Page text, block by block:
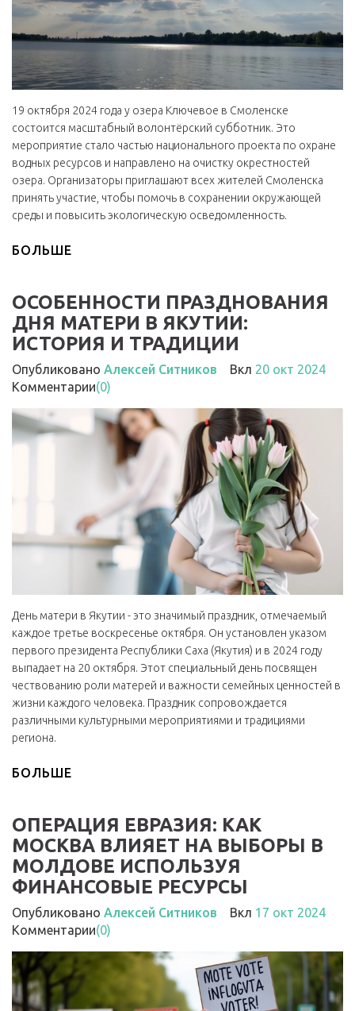
19 октября 2024 года у озера Ключевое в Смоленске
состоится масштабный волонтёрский субботник. Это
мероприятие стало частью национального проекта по охране
водных ресурсов и направлено на очистку окрестностей
озера. Организаторы приглашают всех жителей Смоленска
принять участие, чтобы помочь в сохранении окружающей
среды и повысить экологическую осведомленность.
БОЛЬШЕ
ОСОБЕННОСТИ ПРАЗДНОВАНИЯ
ДНЯ МАТЕРИ В ЯКУТИИ:
ИСТОРИЯ И ТРАДИЦИИ
Опубликовано Алексей Ситников Вкл 20 окт 2024
Комментарии(0)
День матери в Якутии - это значимый праздник, отмечаемый
каждое третье воскресенье октября. Он установлен указом
первого президента Республики Саха (Якутия) и в 2024 году
выпадает на 20 октября. Этот специальный день посвящен
чествованию роли матерей и важности семейных ценностей в
жизни каждого человека. Праздник сопровождается
различными культурными мероприятиями и традициями
региона.
БОЛЬШЕ
ОПЕРАЦИЯ ЕВРАЗИЯ: КАК
МОСКВА ВЛИЯЕТ НА ВЫБОРЫ В
МОЛДОВЕ ИСПОЛЬЗУЯ
ФИНАНСОВЫЕ РЕСУРСЫ
Опубликовано Алексей Ситников Вкл 17 окт 2024
Комментарии(0)